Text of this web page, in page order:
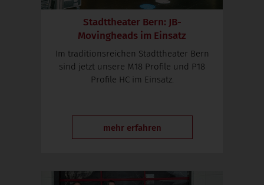
Stadttheater Bern: JB-
Movingheads im Einsatz
Im traditionsreichen Stadttheater Bern
sind jetzt unsere M18 Profile und P18
Profile HC im Einsatz.
mehr erfahren